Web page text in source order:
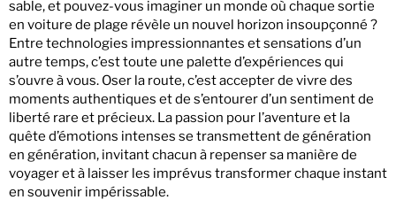
sable, et pouvez-vous imaginer un monde où chaque sortie
en voiture de plage révèle un nouvel horizon insoupçonné ?
Entre technologies impressionnantes et sensations d’un
autre temps, c’est toute une palette d’expériences qui
s’ouvre à vous. Oser la route, c’est accepter de vivre des
moments authentiques et de s’entourer d’un sentiment de
liberté rare et précieux. La passion pour l’aventure et la
quête d’émotions intenses se transmettent de génération
en génération, invitant chacun à repenser sa manière de
voyager et à laisser les imprévus transformer chaque instant
en souvenir impérissable.